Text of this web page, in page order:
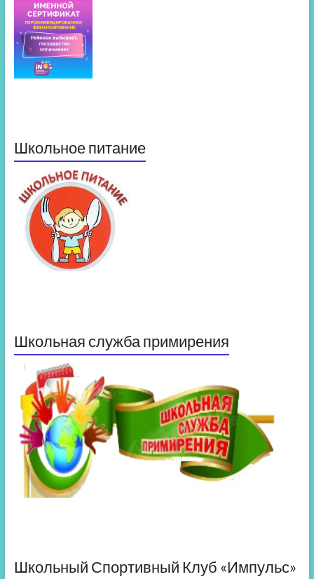
Школьное питание
Школьная служба примирения
Школьный Спортивный Клуб «Импульс»